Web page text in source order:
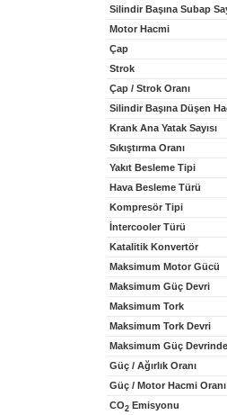
Silindir Başına Subap
Motor Hacmi
Çap
Strok
Çap / Strok Oranı
Silindir Başına Düşen
Krank Ana Yatak Sayısı
Sıkıştırma Oranı
Yakıt Besleme Tipi
Hava Besleme Türü
Kompresör Tipi
İntercooler Türü
Katalitik Konvertör
Maksimum Motor Gücü
Maksimum Güç Devri
Maksimum Tork
Maksimum Tork Devri
Maksimum Güç
Güç / Ağırlık Oranı
Güç / Motor Hacmi Oranı
CO2 Emisyonu